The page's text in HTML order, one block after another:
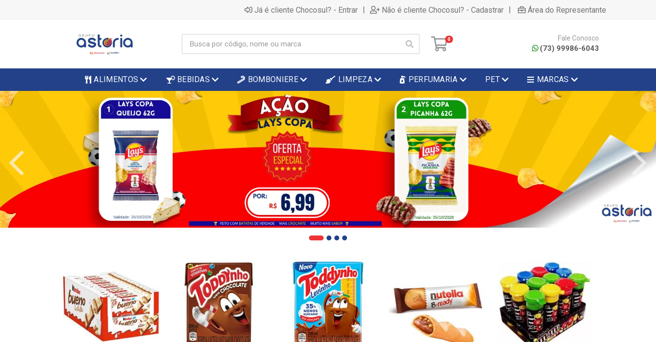
Já é cliente Chocosul? - Entrar | Não é cliente Chocosul? - Cadastrar | Área do Representante
0 Fale Conosco
(73) 99986-6043
ALIMENTOS BEBIDAS BOMBONIERE LIMPEZA PERFUMARIA PET MARCAS